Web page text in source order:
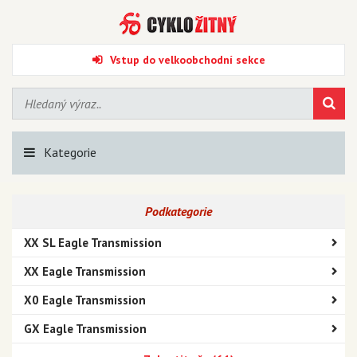
Vstup do velkoobchodní sekce
Kategorie
Podkategorie
XX SL Eagle Transmission
XX Eagle Transmission
X0 Eagle Transmission
GX Eagle Transmission